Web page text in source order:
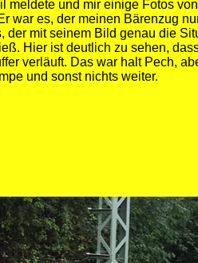
meldete und mir einige Fotos
war es, der meinen Bärenzug
der mit seinem Bild genau die
Hier ist deutlich zu sehen,
verläuft. Das war halt Pech,
und sonst nichts weiter.